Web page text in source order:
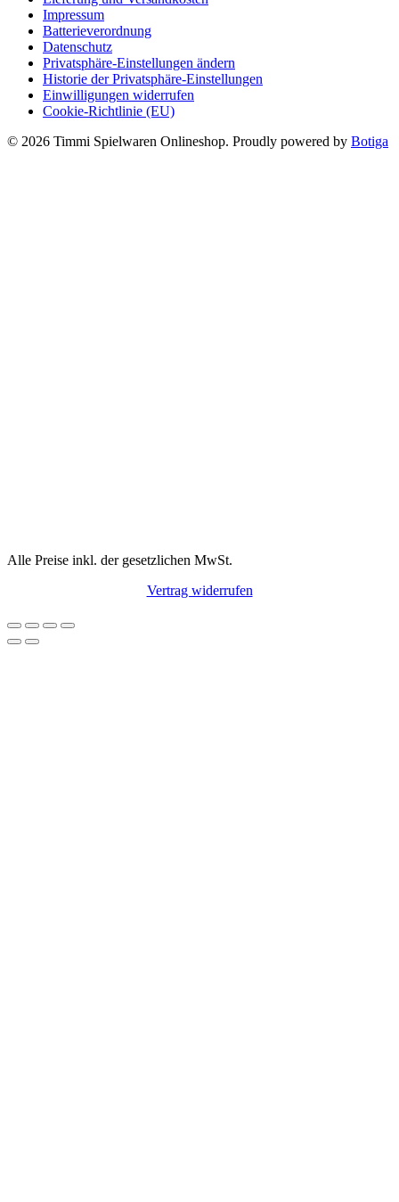
Impressum
Batterieverordnung
Datenschutz
Privatsphäre-Einstellungen ändern
Historie der Privatsphäre-Einstellungen
Einwilligungen widerrufen
Cookie-Richtlinie (EU)
© 2026 Timmi Spielwaren Onlineshop. Proudly powered by Botiga
Alle Preise inkl. der gesetzlichen MwSt.
Vertrag widerrufen